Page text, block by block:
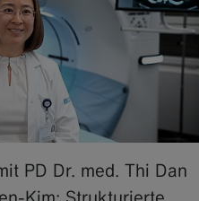
PD Dr. med. Thi Dan